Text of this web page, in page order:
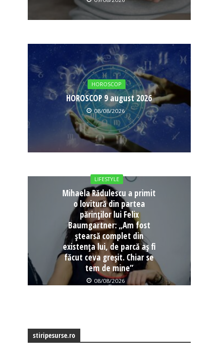
HOROSCOP
HOROSCOP 9 august 2026
08/08/2026
LIFESTYLE
Mihaela Rădulescu a primit
o lovitură din partea
părinților lui Felix
Baumgartner: „Am fost
ștearsă complet din
existența lui, de parcă aș fi
făcut ceva greșit. Chiar se
tem de mine”
08/08/2026
stiripesurse.ro